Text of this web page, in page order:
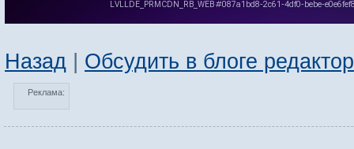
Назад | Обсудить в блоге
Реклама: